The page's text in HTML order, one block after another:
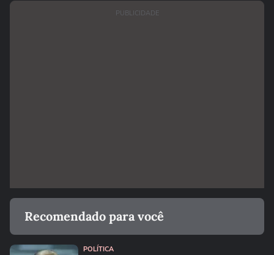
PUBLICIDADE
Recomendado para você
POLÍTICA